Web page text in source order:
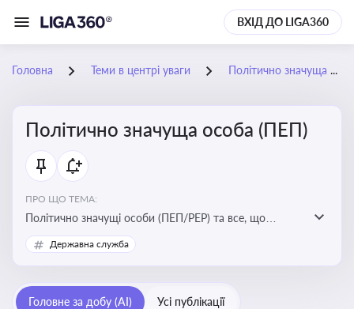
ВХІД ДО LIGA360
Головна Теми в центрі уваги Політично значуща особа (ПЕП)
Політично значуща особа (ПЕП)
ПРО ЩО ТЕМА:
Політично значущі особи (ПЕП/PEP) та все, що
стосується їх статусу
Державна служба
Головне за добу (AI) Усі публікації